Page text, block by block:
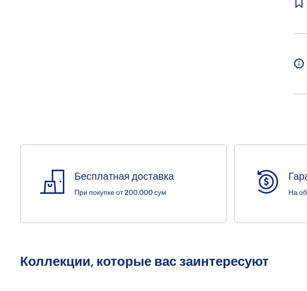
Бесплатная доставка
При покупке от 200.000 сум На
Коллекции, которые вас заинтересуют